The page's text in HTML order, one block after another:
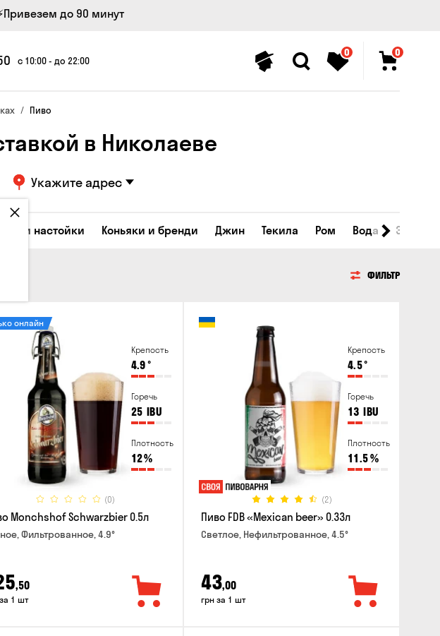
до 90 минут
с 10:00 - до 22:00
0 0
Пиво
в ​​Николаеве
Укажите адрес
и настойки Коньяки и бренди Джин Текила Ром Вода
ФИЛЬТР
Крепость
4.9°
Горечь
25 IBU
Плотность
12%
(0)
онлайн
Monchshof Schwarzbier 0.5л
Фильтрованное, 4.9°
,50
1 шт
Крепость
4.5°
Горечь
13 IBU
Плотность
11.5%
(2)
Пиво FDB «Mexican beer» 0.33л
Светлое, Нефильтрованное, 4.5°
43,00
грн за 1 шт